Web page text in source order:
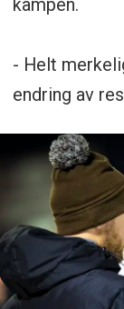
kampen.
- Helt
endring av